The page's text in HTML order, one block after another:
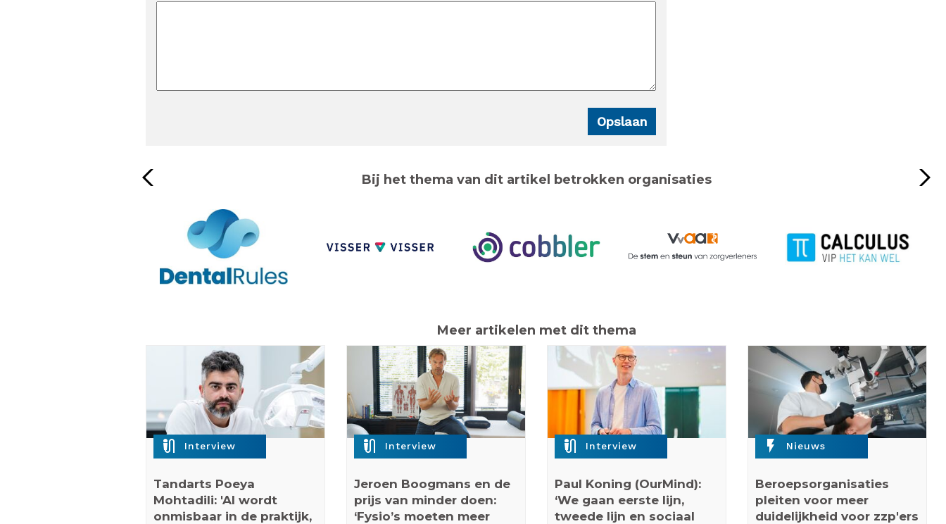
Bij het thema van dit artikel betrokken organisaties
Meer artikelen met dit thema
mic_external_on Interview
Tandarts Poeya
Mohtadili: 'AI wordt
onmisbaar in de praktijk,
mic_external_on Interview
Jeroen Boogmans en de
prijs van minder doen:
‘Fysio’s moeten meer
mic_external_on Interview
Paul Koning (OurMind):
‘We gaan eerste lijn,
tweede lijn en sociaal
flash_on Nieuws
Beroepsorganisaties
pleiten voor meer
duidelijkheid voor zzp'ers